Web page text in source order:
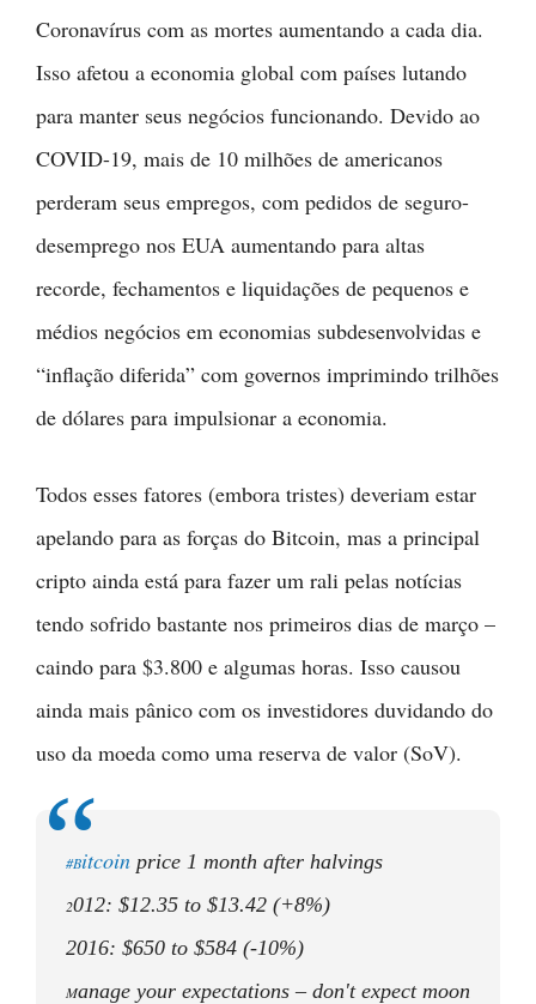
Coronavírus com as mortes aumentando a cada dia.
Isso afetou a economia global com países lutando
para manter seus negócios funcionando. Devido ao
COVID-19, mais de 10 milhões de americanos
perderam seus empregos, com pedidos de seguro-
desemprego nos EUA aumentando para altas
recorde, fechamentos e liquidações de pequenos e
médios negócios em economias subdesenvolvidas e
“inflação diferida” com governos imprimindo trilhões
de dólares para impulsionar a economia.
Todos esses fatores (embora tristes) deveriam estar
apelando para as forças do Bitcoin, mas a principal
cripto ainda está para fazer um rali pelas notícias
tendo sofrido bastante nos primeiros dias de março –
caindo para $3.800 e algumas horas. Isso causou
ainda mais pânico com os investidores duvidando do
uso da moeda como uma reserva de valor (SoV).
#Bitcoin price 1 month after halvings
2012: $12.35 to $13.42 (+8%)
2016: $650 to $584 (-10%)
Manage your expectations – don't expect moon